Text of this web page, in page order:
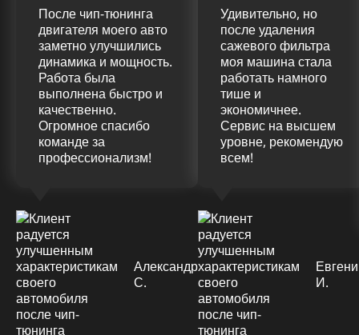
После чип-тюнинга
двигателя моего авто
заметно улучшились
динамика и мощность.
Работа была
выполнена быстро и
качественно.
Огромное спасибо
команде за
профессионализм!
Александр
С.
Удивительно, но
после удаления
сажевого фильтра
моя машина стала
работать намного
тише и
экономичнее.
Сервис на высшем
уровне, рекомендую
всем!
И.